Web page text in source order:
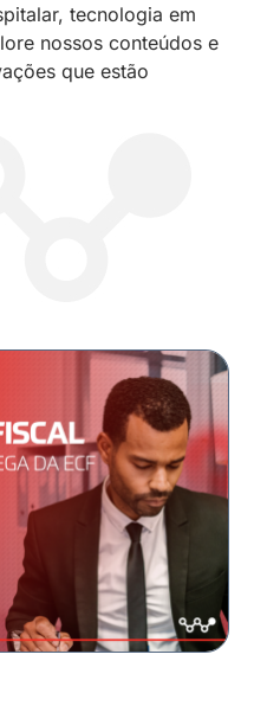
tecnologia em
nossos conteúdos e
que estão